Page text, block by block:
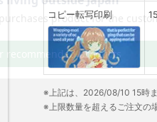
コピー転写印刷
※上記は、2026/08/10 15時
※上限数量を超えるご注文の